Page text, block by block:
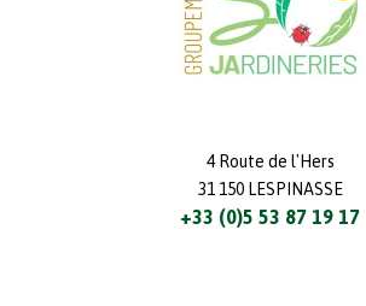
4 Route de l'Hers
31 150 LESPINASSE
+33 (0)5 53 87 19 17